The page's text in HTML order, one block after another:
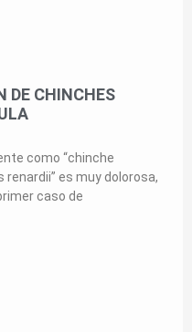
DE CHINCHES
como “chinche
renardii” es muy dolorosa,
caso de